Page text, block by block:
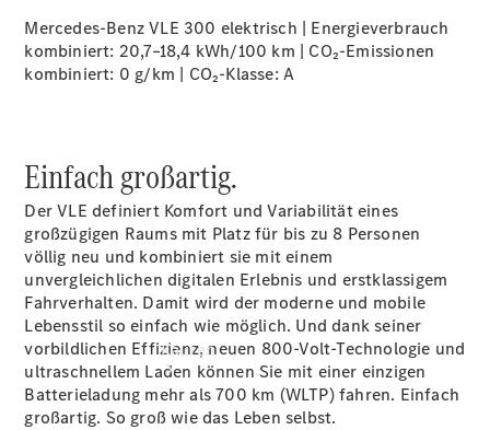
Rheinland Tel:
+49 261 491 0 |
Pfalz/Nordbaden
Kaufen
Mercedes-Benz VLE 300 elektrisch | Energieverbrauch
kombiniert: 20,7–18,4 kWh/100 km | CO₂-Emissionen
kombiniert: 0 g/km | CO₂-Klasse:A
Einfach großartig.
Der VLE definiert Komfort und Variabilität eines
großzügigen Raums mit Platz für bis zu 8 Personen
völlig neu und kombiniert sie mit einem
unvergleichlichen digitalen Erlebnis und erstklassigem
Fahrverhalten. Damit wird der moderne und mobile
Lebensstil so einfach wie möglich. Und dank seiner
vorbildlichen Effizienz, neuen 800-Volt-Technologie und
ultraschnellem Laden können Sie mit einer einzigen
Batterieladung mehr als 700 km (WLTP)fahren. Einfach
großartig. So groß wie das Leben selbst.